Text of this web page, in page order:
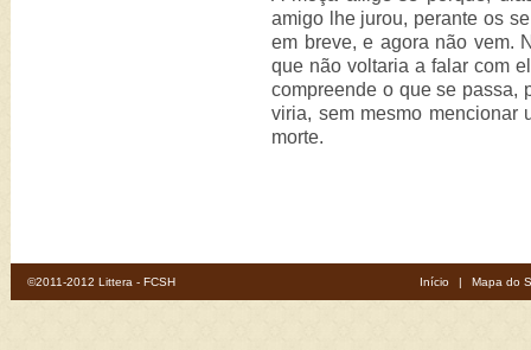
amigo lhe jurou, perante os
em breve, e agora não vem.
que não voltaria a falar com
compreende o que se passa,
viria, sem mesmo mencionar
morte.
©2011-2012 Littera - FCSH Início | Mapa do